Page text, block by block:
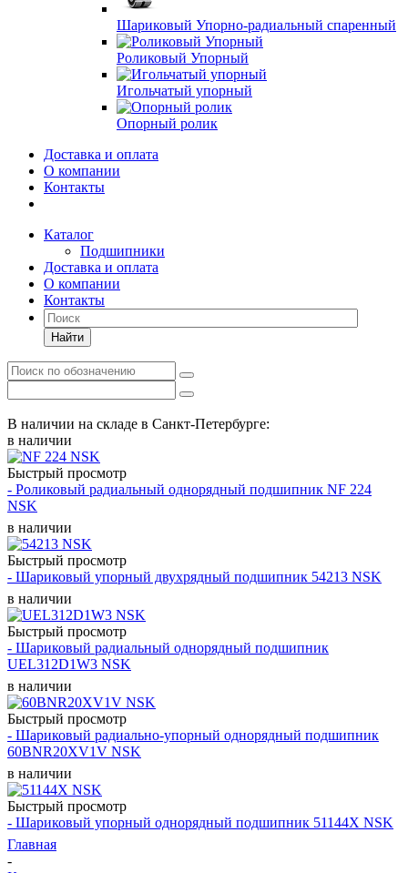
Шариковый Упорно-радиальный спаренный
Роликовый Упорный
Игольчатый упорный
Опорный ролик
Доставка и оплата
О компании
Контакты
Каталог
Подшипники
Доставка и оплата
О компании
Контакты
Найти
В наличии на складе в Санкт-Петербурге:
в наличии
Быстрый просмотр
- Роликовый радиальный однорядный подшипник NF 224
NSK
в наличии
Быстрый просмотр
- Шариковый упорный двухрядный подшипник 54213 NSK
в наличии
Быстрый просмотр
- Шариковый радиальный однорядный подшипник
UEL312D1W3 NSK
в наличии
Быстрый просмотр
- Шариковый радиально-упорный однорядный подшипник
60BNR20XV1V NSK
в наличии
Быстрый просмотр
- Шариковый упорный однорядный подшипник 51144X NSK
Главная
-